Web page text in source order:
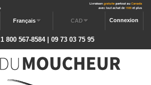
Connexion
CAD
Français
1 800 567-8584 | 09 73 03 75 95